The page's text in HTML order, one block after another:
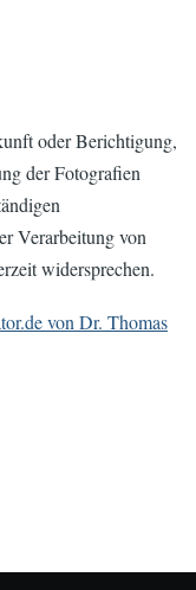
oder Berichtigung,
der Fotografien
Verarbeitung von
widersprechen.
von Dr. Thomas